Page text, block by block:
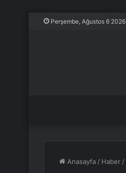
Perşembe, Ağustos 6 2026
Anasayfa / Haber /